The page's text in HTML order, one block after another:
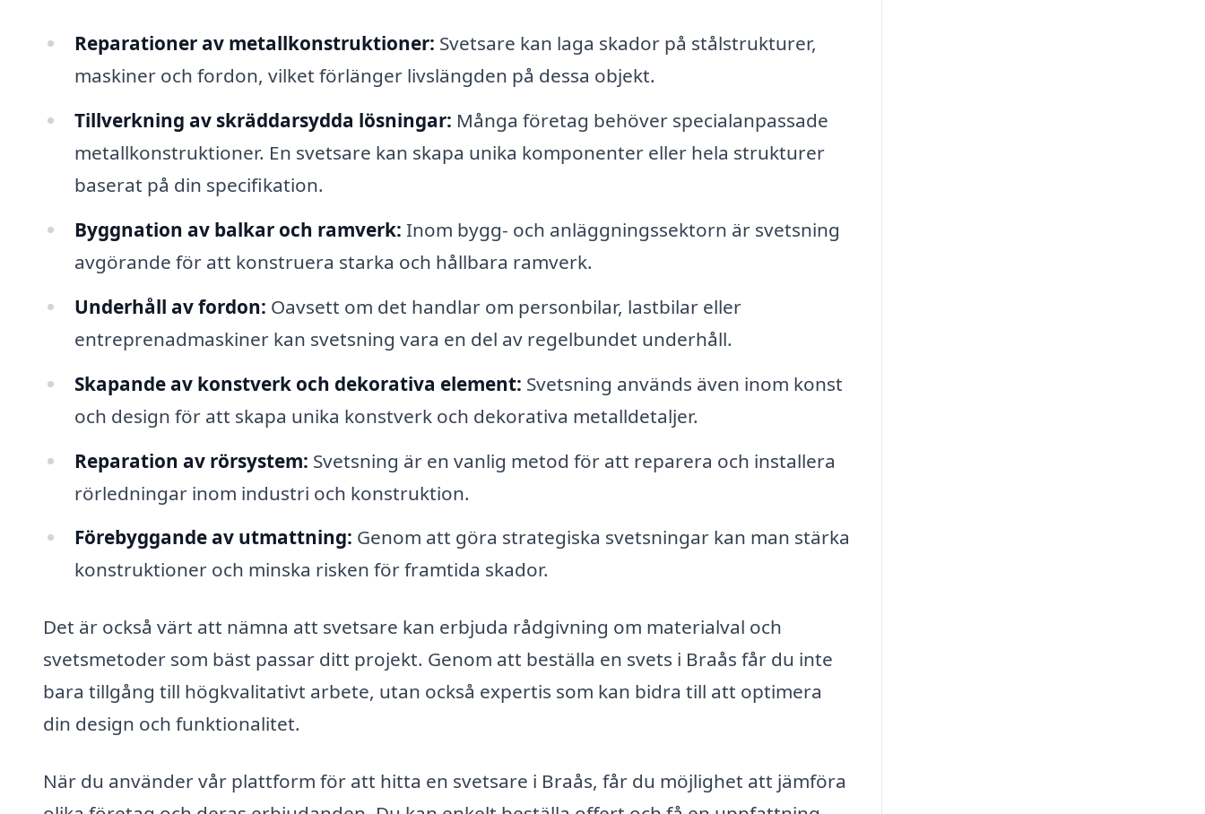
Reparationer av metallkonstruktioner: Svetsare kan laga skador på stålstrukturer,
maskiner och fordon, vilket förlänger livslängden på dessa objekt.
Tillverkning av skräddarsydda lösningar: Många företag behöver specialanpassade
metallkonstruktioner. En svetsare kan skapa unika komponenter eller hela strukturer
baserat på din specifikation.
Byggnation av balkar och ramverk: Inom bygg- och anläggningssektorn är svetsning
avgörande för att konstruera starka och hållbara ramverk.
Underhåll av fordon: Oavsett om det handlar om personbilar, lastbilar eller
entreprenadmaskiner kan svetsning vara en del av regelbundet underhåll.
Skapande av konstverk och dekorativa element: Svetsning används även inom konst
och design för att skapa unika konstverk och dekorativa metalldetaljer.
Reparation av rörsystem: Svetsning är en vanlig metod för att reparera och installera
rörledningar inom industri och konstruktion.
Förebyggande av utmattning: Genom att göra strategiska svetsningar kan man stärka
konstruktioner och minska risken för framtida skador.
Det är också värt att nämna att svetsare kan erbjuda rådgivning om materialval och
svetsmetoder som bäst passar ditt projekt. Genom att beställa en svets i Braås får du inte
bara tillgång till högkvalitativt arbete, utan också expertis som kan bidra till att optimera
din design och funktionalitet.
När du använder vår plattform för att hitta en svetsare i Braås, får du möjlighet att jämföra